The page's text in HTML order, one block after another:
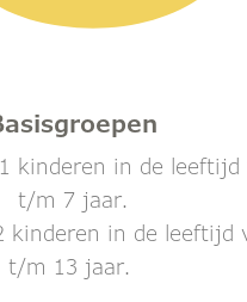
kinderen in de leeftijd
t/m 7 jaar.
kinderen in de leeftijd
t/m 13 jaar.